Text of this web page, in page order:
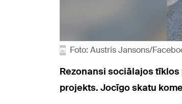
Foto: Austris Jansons/
Rezonansi sociālajos
projekts. Jocīgo skatu